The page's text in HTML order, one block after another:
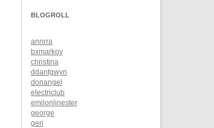
BLOGROLL
annrra
bxmarkov
christina
ddantgwyn
donangel
electriclub
emilonlinester
george
geri